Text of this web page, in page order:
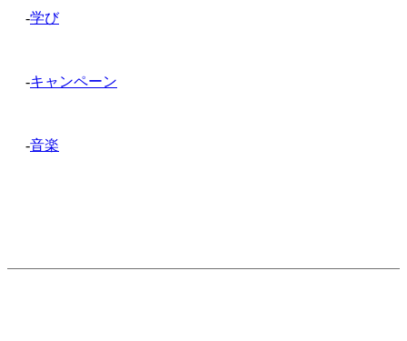
-学び
-キャンペーン
-音楽